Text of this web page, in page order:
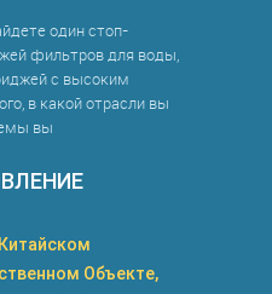
один стоп-
фильтров для воды,
с высоким
в какой отрасли вы
вы
Объекте,